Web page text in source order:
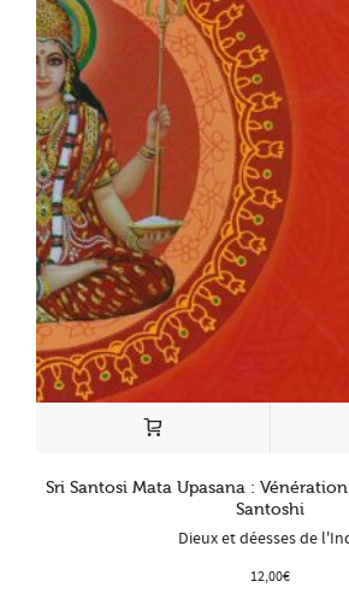
Sri Santosi Mata Upasana :
Santoshi
Dieux et déesses de
12,00€